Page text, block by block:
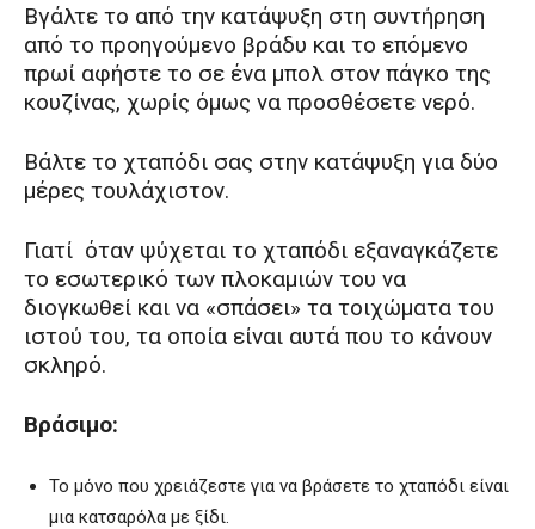
Βγάλτε το από την κατάψυξη στη συντήρηση
από το προηγούμενο βράδυ και το επόμενο
πρωί αφήστε το σε ένα μπολ στον πάγκο της
κουζίνας, χωρίς όμως να προσθέσετε νερό.
Βάλτε το χταπόδι σας στην κατάψυξη για δύο
μέρες τουλάχιστον.
Γιατί όταν ψύχεται το χταπόδι εξαναγκάζετε
το εσωτερικό των πλοκαμιών του να
διογκωθεί και να «σπάσει» τα τοιχώματα του
ιστού του, τα οποία είναι αυτά που το κάνουν
σκληρό.
Βράσιμο:
Το μόνο που χρειάζεστε για να βράσετε το χταπόδι είναι
μια κατσαρόλα με ξίδι.